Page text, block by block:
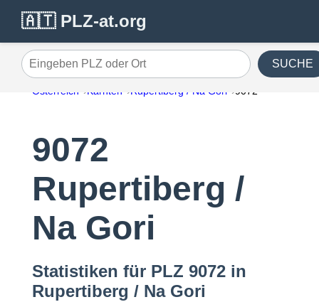
🇦🇹 PLZ-at.org
Eingeben PLZ oder Ort SUCHE
Österreich Kärnten Rupertiberg / Na Gori 9072
9072
Rupertiberg /
Na Gori
Statistiken für PLZ 9072 in
Rupertiberg / Na Gori